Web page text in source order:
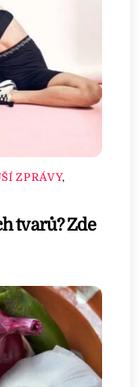
ZPRÁVY,
tvarů? Zde